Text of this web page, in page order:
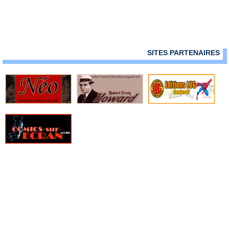
» Shazam (Pop Magazine)
» Shazam Spécial Géant
» Spectral - Comics Pocket - Serie 1
» Spectral - Comics Pocket - Serie 2
» Spectral - Pocket - DC Arédit - Serie 3
» Star Flash - Arédit DC Couleur
» Star Trek
» Star Trek Spécial
SITES PARTENAIRES